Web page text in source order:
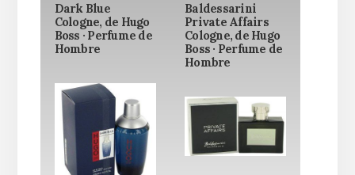
Dark Blue
Cologne, de Hugo
Boss · Perfume de
Hombre
Baldessarini
Private Affairs
Cologne, de Hugo
Boss · Perfume de
Hombre